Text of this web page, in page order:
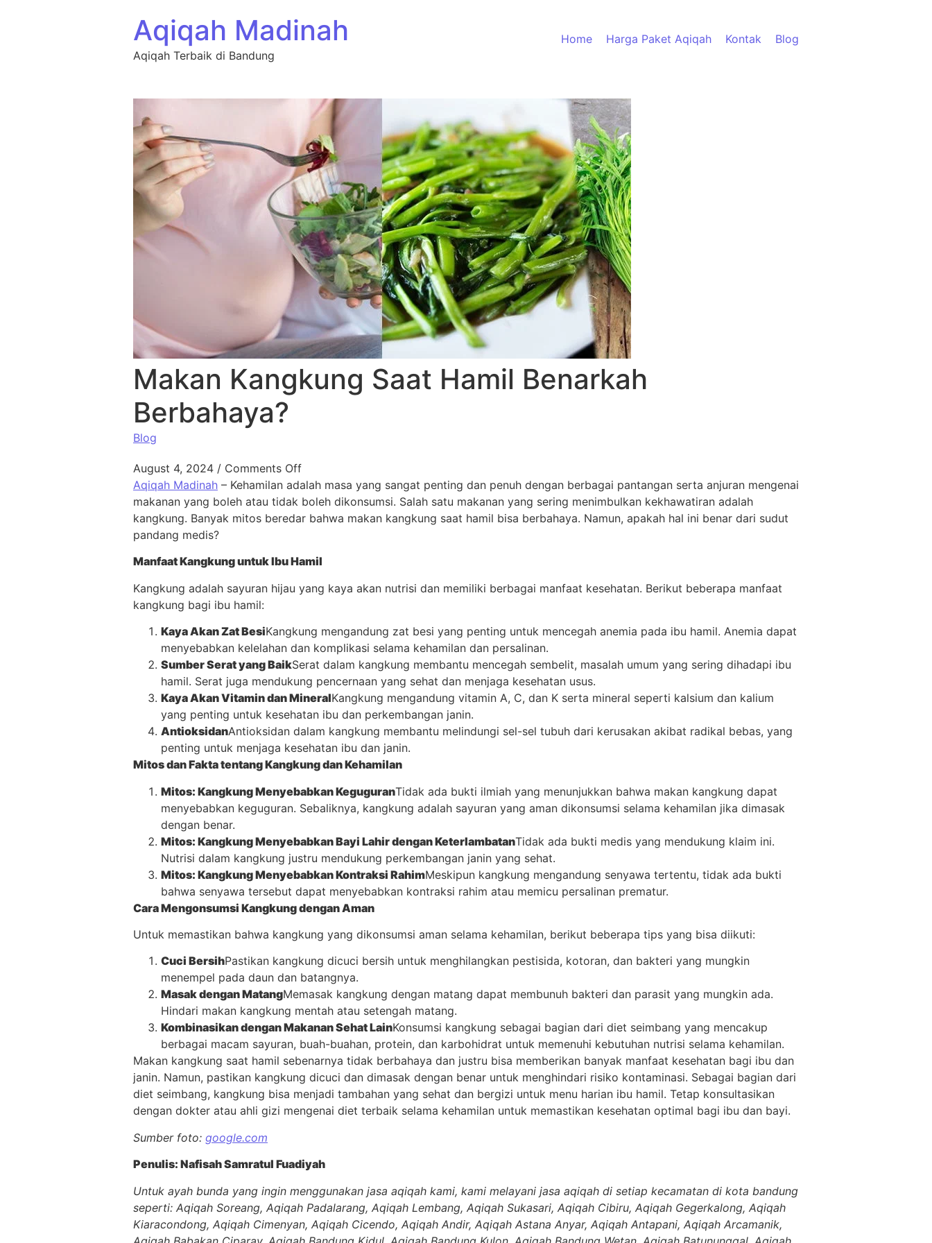
Aqiqah Madinah
Aqiqah Terbaik di Bandung
Home Harga Paket Aqiqah Kontak Blog
Makan Kangkung Saat Hamil Benarkah
Berbahaya?
Blog
August 4, 2024 / Comments Off
Aqiqah Madinah – Kehamilan adalah masa yang sangat penting dan penuh dengan berbagai pantangan serta anjuran mengenai
makanan yang boleh atau tidak boleh dikonsumsi. Salah satu makanan yang sering menimbulkan kekhawatiran adalah
kangkung. Banyak mitos beredar bahwa makan kangkung saat hamil bisa berbahaya. Namun, apakah hal ini benar dari sudut
pandang medis?
Manfaat Kangkung untuk Ibu Hamil
Kangkung adalah sayuran hijau yang kaya akan nutrisi dan memiliki berbagai manfaat kesehatan. Berikut beberapa manfaat
kangkung bagi ibu hamil:
Kaya Akan Zat BesiKangkung mengandung zat besi yang penting untuk mencegah anemia pada ibu hamil. Anemia dapat
menyebabkan kelelahan dan komplikasi selama kehamilan dan persalinan.
Sumber Serat yang BaikSerat dalam kangkung membantu mencegah sembelit, masalah umum yang sering dihadapi ibu
hamil. Serat juga mendukung pencernaan yang sehat dan menjaga kesehatan usus.
Kaya Akan Vitamin dan MineralKangkung mengandung vitamin A, C, dan K serta mineral seperti kalsium dan kalium
yang penting untuk kesehatan ibu dan perkembangan janin.
AntioksidanAntioksidan dalam kangkung membantu melindungi sel-sel tubuh dari kerusakan akibat radikal bebas, yang
penting untuk menjaga kesehatan ibu dan janin.
Mitos dan Fakta tentang Kangkung dan Kehamilan
Mitos: Kangkung Menyebabkan KeguguranTidak ada bukti ilmiah yang menunjukkan bahwa makan kangkung dapat
menyebabkan keguguran. Sebaliknya, kangkung adalah sayuran yang aman dikonsumsi selama kehamilan jika dimasak
dengan benar.
Mitos: Kangkung Menyebabkan Bayi Lahir dengan KeterlambatanTidak ada bukti medis yang mendukung klaim ini.
Nutrisi dalam kangkung justru mendukung perkembangan janin yang sehat.
Mitos: Kangkung Menyebabkan Kontraksi RahimMeskipun kangkung mengandung senyawa tertentu, tidak ada bukti
bahwa senyawa tersebut dapat menyebabkan kontraksi rahim atau memicu persalinan prematur.
Cara Mengonsumsi Kangkung dengan Aman
Untuk memastikan bahwa kangkung yang dikonsumsi aman selama kehamilan, berikut beberapa tips yang bisa diikuti:
Cuci BersihPastikan kangkung dicuci bersih untuk menghilangkan pestisida, kotoran, dan bakteri yang mungkin
menempel pada daun dan batangnya.
Masak dengan MatangMemasak kangkung dengan matang dapat membunuh bakteri dan parasit yang mungkin ada.
Hindari makan kangkung mentah atau setengah matang.
Kombinasikan dengan Makanan Sehat LainKonsumsi kangkung sebagai bagian dari diet seimbang yang mencakup
berbagai macam sayuran, buah-buahan, protein, dan karbohidrat untuk memenuhi kebutuhan nutrisi selama kehamilan.
Makan kangkung saat hamil sebenarnya tidak berbahaya dan justru bisa memberikan banyak manfaat kesehatan bagi ibu dan
janin. Namun, pastikan kangkung dicuci dan dimasak dengan benar untuk menghindari risiko kontaminasi. Sebagai bagian dari
diet seimbang, kangkung bisa menjadi tambahan yang sehat dan bergizi untuk menu harian ibu hamil. Tetap konsultasikan
dengan dokter atau ahli gizi mengenai diet terbaik selama kehamilan untuk memastikan kesehatan optimal bagi ibu dan bayi.
Sumber foto: google.com
Penulis: Nafisah Samratul Fuadiyah
Untuk ayah bunda yang ingin menggunakan jasa aqiqah kami, kami melayani jasa aqiqah di setiap kecamatan di kota bandung
seperti: Aqiqah Soreang, Aqiqah Padalarang, Aqiqah Lembang, Aqiqah Sukasari, Aqiqah Cibiru, Aqiqah Gegerkalong, Aqiqah
Kiaracondong, Aqiqah Cimenyan, Aqiqah Cicendo, Aqiqah Andir, Aqiqah Astana Anyar, Aqiqah Antapani, Aqiqah Arcamanik,